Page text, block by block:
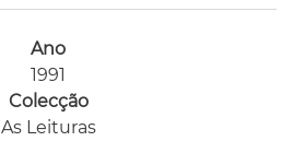
Ano
1991
Colecção
As Leituras